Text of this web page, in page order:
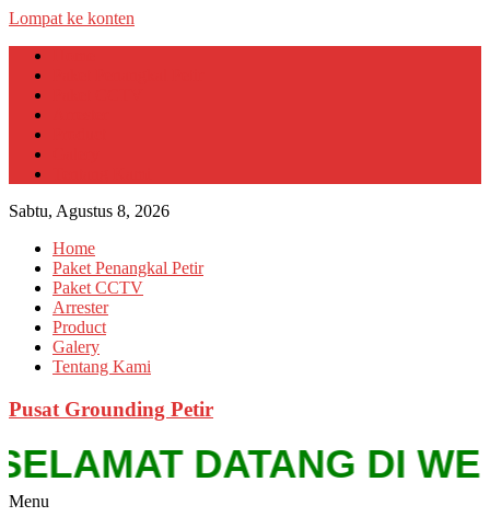
Lompat ke konten
Sabtu, Agustus 8, 2026
Home
Paket Penangkal Petir
Paket CCTV
Arrester
Product
Galery
Tentang Kami
Pusat Grounding Petir
DATANG DI
Menu